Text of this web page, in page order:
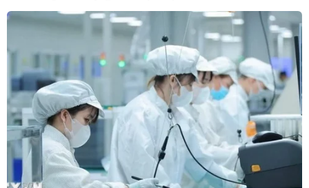
CƠ QUAN CHỦ QUẢN: THÔNG TẤN XÃ VIỆT NAM
Tổng Biên tập: TRẦN TIẾN DUẨN
Phó Tổng Biên tập: NGUYỄN THỊ TÁM, KHÚC THANH
THỦY
Sở hữu trí tuệ
Quy định sử dụng
RSS
Hỗ trợ